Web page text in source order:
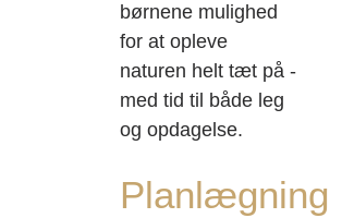
børnene mulighed
for at opleve
naturen helt tæt på -
med tid til både leg
og opdagelse.
Planlægning